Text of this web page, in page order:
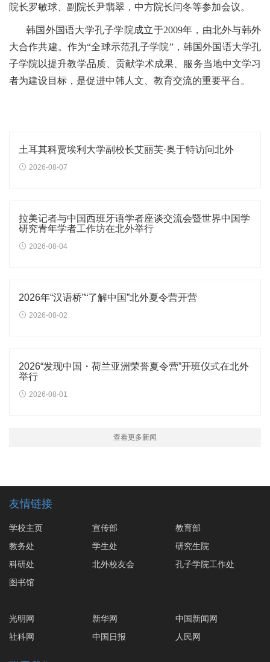
院长罗敏球、副院长尹翡翠，中方院长闫冬等参加会议。
韩国外国语大学孔子学院成立于2009年，由北外与韩外
大合作共建。作为“全球示范孔子学院”，韩国外国语大学孔
子学院以提升教学品质、贡献学术成果、服务当地中文学习
者为建设目标，是促进中韩人文、教育交流的重要平台。
土耳其科贾埃利大学副校长艾丽芙·奥于特访问北外
2026-08-07
拉美记者与中国西班牙语学者座谈交流会暨世界中国学
研究青年学者工作坊在北外举行
2026-08-04
2026年“汉语桥”“了解中国”北外夏令营开营
2026-08-02
2026“发现中国・荷兰亚洲荣誉夏令营”开班仪式在北外
举行
2026-08-01
查看更多新闻
友情链接
学校主页 宣传部
教育部
教务处
学生处
研究生院
科研处
北外校友会
孔子学院工作处
图书馆
光明网 新华网
中国新闻网
社科网
中国日报 人民网